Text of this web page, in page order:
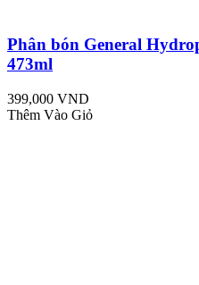
Phân bón General
473ml
399,000 VND
Thêm Vào Giỏ